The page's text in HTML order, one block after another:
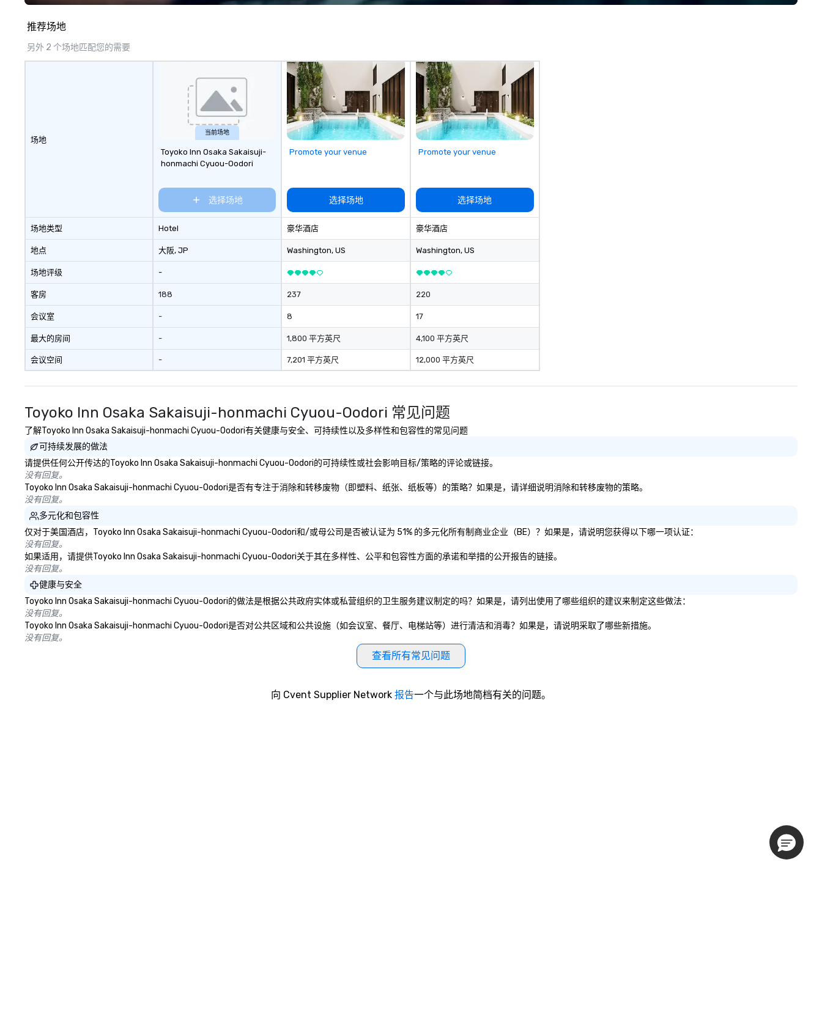
推荐场地
另外 2 个场地匹配您的需要
场地
场地类型
地点
场地评级
客房
会议室
最大的房间
会议空间
当前场地
Toyoko Inn Osaka Sakaisuji-
honmachi Cyuou-Oodori
选择场地
Hotel
大阪, JP
-
188
-
-
-
Promote your venue
选择场地
豪华酒店
Washington, US
237
8
1,800 平方英尺
7,201 平方英尺
Promote your venue
选择场地
豪华酒店
Washington, US
220
17
4,100 平方英尺
12,000 平方英尺
Toyoko Inn Osaka Sakaisuji-honmachi Cyuou-Oodori 常见问题
了解Toyoko Inn Osaka Sakaisuji-honmachi Cyuou-Oodori有关健康与安全、可持续性以及多样性和包容性的常见问题
可持续发展的做法
请提供任何公开传达的Toyoko Inn Osaka Sakaisuji-honmachi Cyuou-Oodori的可持续性或社会影响目标/策略的评论或链接。
没有回复。
Toyoko Inn Osaka Sakaisuji-honmachi Cyuou-Oodori是否有专注于消除和转移废物（即塑料、纸张、纸板等）的策略？如果是，请详细说明消除和转移废物的策略。
没有回复。
多元化和包容性
仅对于美国酒店，Toyoko Inn Osaka Sakaisuji-honmachi Cyuou-Oodori和/或母公司是否被认证为 51% 的多元化所有制商业企业（BE）？如果是，请说明您获得以下哪一项认证：
没有回复。
如果适用，请提供Toyoko Inn Osaka Sakaisuji-honmachi Cyuou-Oodori关于其在多样性、公平和包容性方面的承诺和举措的公开报告的链接。
没有回复。
健康与安全
Toyoko Inn Osaka Sakaisuji-honmachi Cyuou-Oodori的做法是根据公共政府实体或私营组织的卫生服务建议制定的吗？如果是，请列出使用了哪些组织的建议来制定这些做法：
没有回复。
Toyoko Inn Osaka Sakaisuji-honmachi Cyuou-Oodori是否对公共区域和公共设施（如会议室、餐厅、电梯站等）进行清洁和消毒？如果是，请说明采取了哪些新措施。
没有回复。
查看所有常见问题
向 Cvent Supplier Network 报告一个与此场地简档有关的问题。